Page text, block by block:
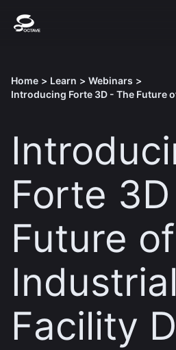
Home > Learn > Webinars >
Forte
Future of
Industrial
Facility